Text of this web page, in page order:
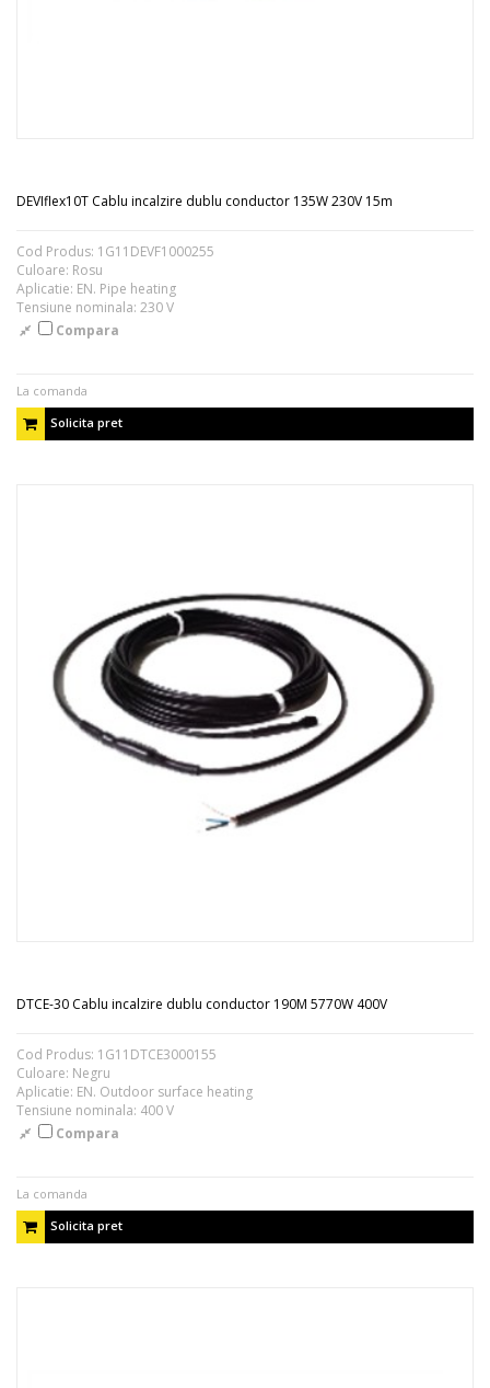
DEVIflex10T Cablu incalzire dublu conductor 135W 230V 15m
Cod Produs: 1G11DEVF1000255
Culoare: Rosu
Aplicatie: EN. Pipe heating
Tensiune nominala: 230 V
Compara
La comanda
Solicita pret
DTCE-30 Cablu incalzire dublu conductor 190M 5770W 400V
Cod Produs: 1G11DTCE3000155
Culoare: Negru
Aplicatie: EN. Outdoor surface heating
Tensiune nominala: 400 V
Compara
La comanda
Solicita pret